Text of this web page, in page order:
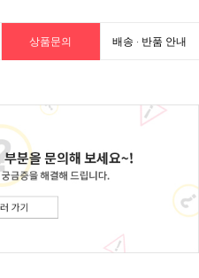
상품문의 배송 · 반품 안내